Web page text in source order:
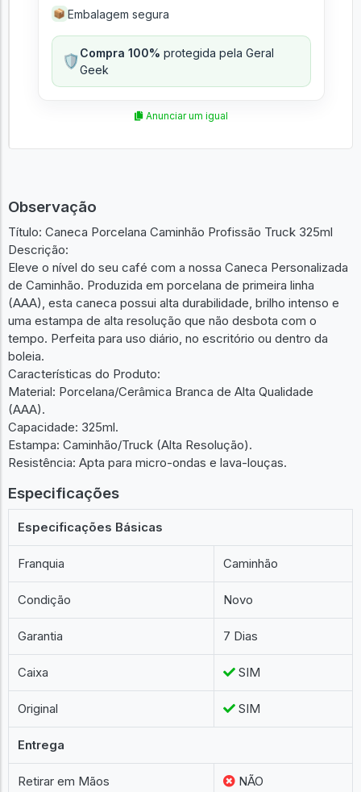
📦 Embalagem segura
🛡️Compra 100% protegida pela Geral
Geek
Anunciar um igual
Observação
Título: Caneca Porcelana Caminhão Profissão Truck 325ml
Descrição:
Eleve o nível do seu café com a nossa Caneca Personalizada
de Caminhão. Produzida em porcelana de primeira linha
(AAA), esta caneca possui alta durabilidade, brilho intenso e
uma estampa de alta resolução que não desbota com o
tempo. Perfeita para uso diário, no escritório ou dentro da
boleia.
Características do Produto:
Material: Porcelana/Cerâmica Branca de Alta Qualidade
(AAA).
Capacidade: 325ml.
Estampa: Caminhão/Truck (Alta Resolução).
Resistência: Apta para micro-ondas e lava-louças.
Especificações
Especificações Básicas
Franquia Caminhão
Condição Novo
Garantia 7 Dias
Caixa SIM
Original SIM
Entrega
Retirar em Mãos NÃO